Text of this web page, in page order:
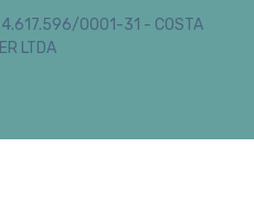
0001-31 - COSTA
LTDA